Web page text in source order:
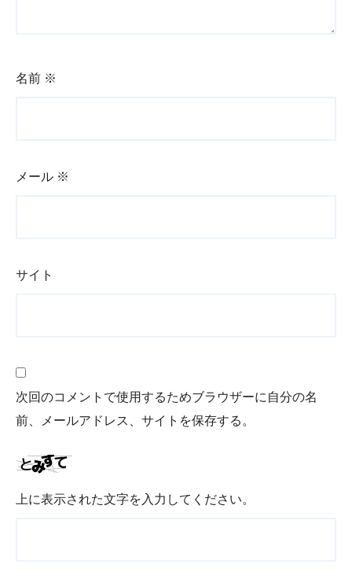
名前 ※
メール ※
サイト
次回のコメントで使用するためブラウザーに自分の名
前、メールアドレス、サイトを保存する。
上に表示された文字を入力してください。